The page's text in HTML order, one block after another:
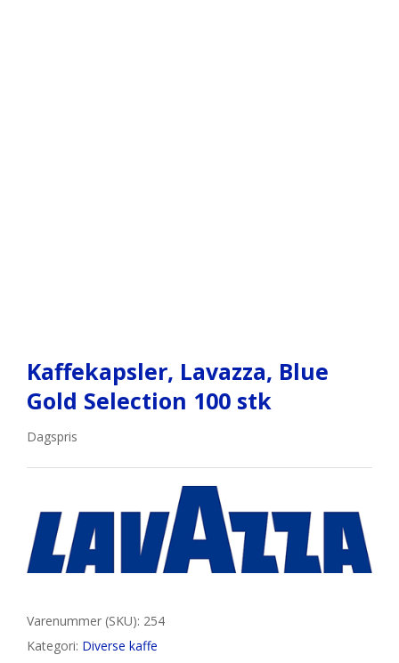
Kaffekapsler, Lavazza, Blue
Gold Selection 100 stk
Dagspris
Varenummer (SKU): 254
Kategori: Diverse kaffe